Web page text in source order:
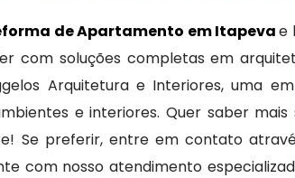
de Apartamento em Itapevae
com soluções completas em
Arquitetura e Interiores, uma
e interiores. Quer saber mais
Se preferir, entre em contato
com nosso atendimento